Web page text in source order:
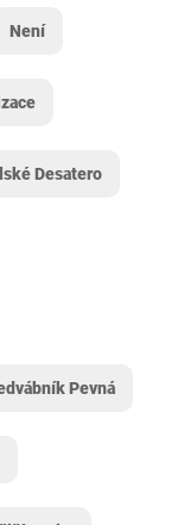
Není
Desatero
Pevná